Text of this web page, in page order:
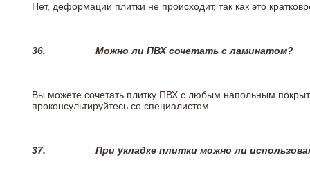
Нет, деформации плитки не происходит, так как это
36. Можно ли ПВХ сочетать с ламинатом?
Вы можете сочетать плитку ПВХ с любым напольным
проконсультируйтесь со специалистом.
37. При укладке плитки можно ли